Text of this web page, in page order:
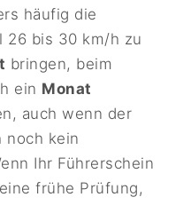
häufig die
26 bis 30 km/h zu
bringen, beim
ein Monat
auch wenn der
noch kein
Ihr Führerschein
frühe Prüfung,